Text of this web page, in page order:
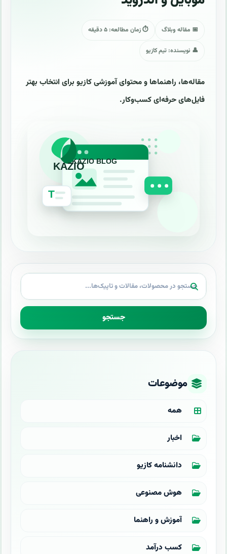
📅 مقاله وبلاگ ⏱ زمان مطالعه: ۵ دقیقه
👤 نویسنده: تیم کازیو
مقاله‌ها، راهنماها و محتوای آموزشی کازیو برای انتخاب بهتر
فایل‌های حرفه‌ای کسب‌وکار.
جستجو
موضوعات
همه
اخبار
دانشنامه کازیو
هوش مصنوعی
آموزش و راهنما
کسب درآمد